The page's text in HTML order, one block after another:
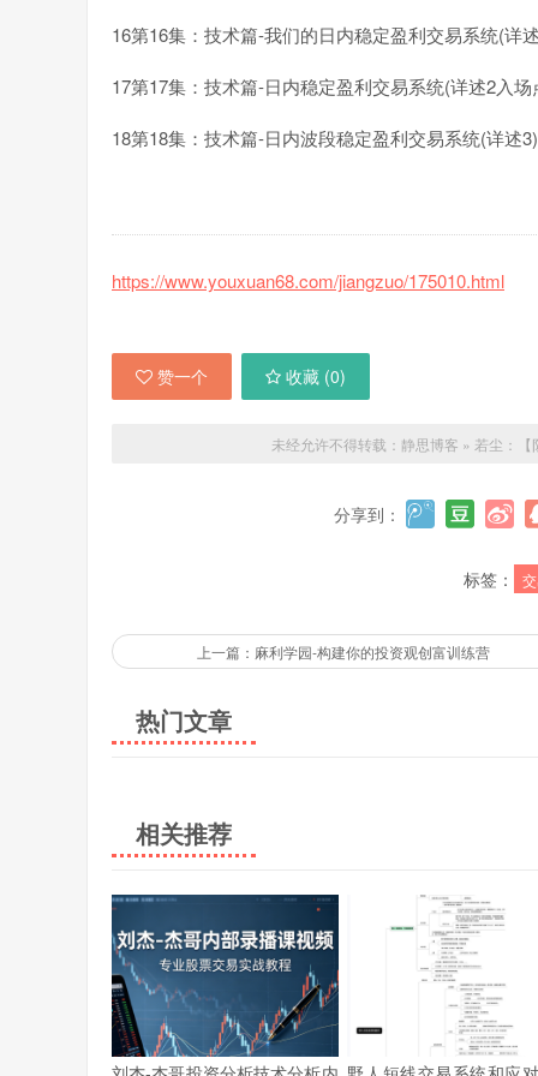
16第16集：技术篇-我们的日内稳定盈利交易系统(详
17第17集：技术篇-日内稳定盈利交易系统(详述2入
18第18集：技术篇-日内波段稳定盈利交易系统(详述
https://www.youxuan68.com/jiangzuo/175010.html
赞一个 收藏 (0)
未经允许不得转载： 静思博客 » 若尘：【
分享到：
标签：
上一篇：麻利学园-构建你的投资观创富训练营
热门文章
相关推荐